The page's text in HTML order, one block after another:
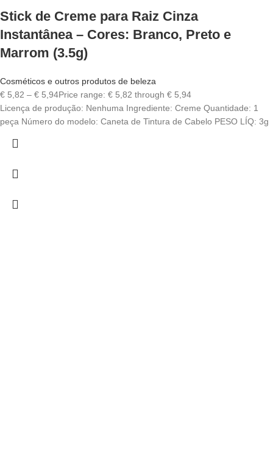
Stick de Creme para Raiz Cinza
Instantânea – Cores: Branco, Preto e
Marrom (3.5g)
Cosméticos e outros produtos de beleza
€ 5,82 – € 5,94Price range: € 5,82 through € 5,94
Licença de produção: Nenhuma Ingrediente: Creme Quantidade: 1
peça Número do modelo: Caneta de Tintura de Cabelo PESO LÍQ: 3g